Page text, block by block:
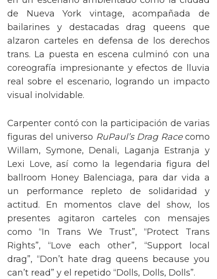
de Nueva York vintage, acompañada de
bailarines y destacadas drag queens que
alzaron carteles en defensa de los derechos
trans. La puesta en escena culminó con una
coreografía impresionante y efectos de lluvia
real sobre el escenario, logrando un impacto
visual inolvidable.
Carpenter contó con la participación de varias
figuras del universo RuPaul’s Drag Racecomo
Willam, Symone, Denali, Laganja Estranja y
Lexi Love, así como la legendaria figura del
ballroom Honey Balenciaga, para dar vida a
un performance repleto de solidaridad y
actitud. En momentos clave del show, los
presentes agitaron carteles con mensajes
como “In Trans We Trust”, “Protect Trans
Rights”, “Love each other”, “Support local
drag”, “Don’t hate drag queens because you
can’t read” y el repetido “Dolls, Dolls, Dolls”.